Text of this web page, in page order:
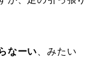
なーい 、みたい